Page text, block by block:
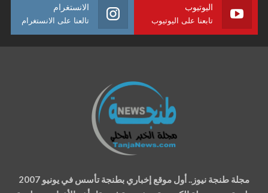
اليوتيوب
تابعنا على اليوتيوب
الانستغرام
تالعنا على الانستغرام
مجلة طنجة نيوز.. أول موقع إخباري بطنجة تأسس في يونيو 2007